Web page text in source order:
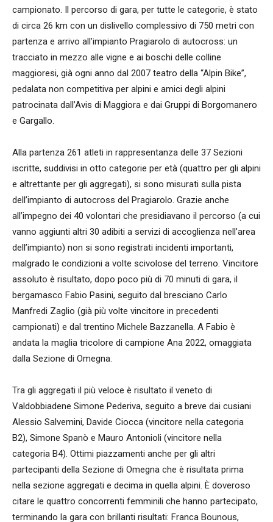
campionato. Il percorso di gara, per tutte le categorie, è stato
di circa 26 km con un dislivello complessivo di 750 metri con
partenza e arrivo all’impianto Pragiarolo di autocross: un
tracciato in mezzo alle vigne e ai boschi delle colline
maggioresi, già ogni anno dal 2007 teatro della “Alpin Bike”,
pedalata non competitiva per alpini e amici degli alpini
patrocinata dall’Avis di Maggiora e dai Gruppi di Borgomanero
e Gargallo.
Alla partenza 261 atleti in rappresentanza delle 37 Sezioni
iscritte, suddivisi in otto categorie per età (quattro per gli alpini
e altrettante per gli aggregati), si sono misurati sulla pista
dell’impianto di autocross del Pragiarolo. Grazie anche
all’impegno dei 40 volontari che presidiavano il percorso (a cui
vanno aggiunti altri 30 adibiti a servizi di accoglienza nell’area
dell’impianto) non si sono registrati incidenti importanti,
malgrado le condizioni a volte scivolose del terreno. Vincitore
assoluto è risultato, dopo poco più di 70 minuti di gara, il
bergamasco Fabio Pasini, seguito dal bresciano Carlo
Manfredi Zaglio (già più volte vincitore in precedenti
campionati) e dal trentino Michele Bazzanella. A Fabio è
andata la maglia tricolore di campione Ana 2022, omaggiata
dalla Sezione di Omegna.
Tra gli aggregati il più veloce è risultato il veneto di
Valdobbiadene Simone Pederiva, seguito a breve dai cusiani
Alessio Salvemini, Davide Ciocca (vincitore nella categoria
B2), Simone Spanò e Mauro Antonioli (vincitore nella
categoria B4). Ottimi piazzamenti anche per gli altri
partecipanti della Sezione di Omegna che è risultata prima
nella sezione aggregati e decima in quella alpini. È doveroso
citare le quattro concorrenti femminili che hanno partecipato,
terminando la gara con brillanti risultati: Franca Bounous,